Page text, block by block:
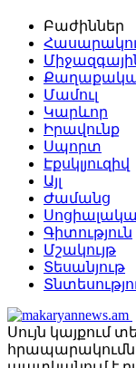
Բաժիններ
Մամուլ
Կարևոր
Իրավունք
Սպորտ
Էքսկլյուզիվ
Այլ
Ժամանց
Գիտություն
Մշակույթ
Տեսանյութ
Սույն կայքում